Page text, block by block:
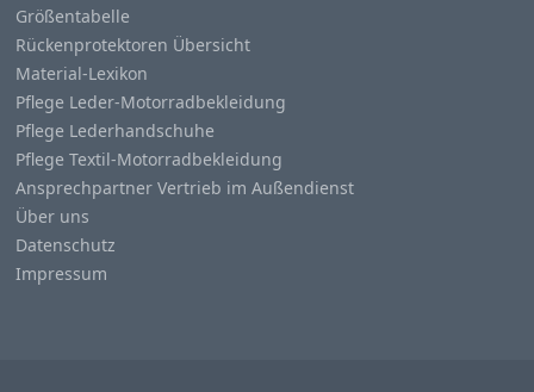
Größentabelle
Rückenprotektoren Übersicht
Material-Lexikon
Pflege Leder-Motorradbekleidung
Pflege Lederhandschuhe
Pflege Textil-Motorradbekleidung
Ansprechpartner Vertrieb im Außendienst
Über uns
Datenschutz
Impressum